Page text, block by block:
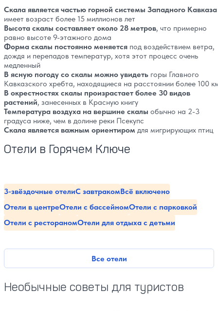
Скала является частью горной системы Западного
имеет возраст более 15 миллионов лет
Высота скалы составляет около 28 метров, что примерно
равно высоте 9-этажного дома
Форма скалы постоянно меняется под воздействием ветра,
дождя и перепадов температур, хотя этот процесс очень
медленный
В ясную погоду со скалы можно увидеть горы Главного
Кавказского хребта, находящиеся на расстоянии более 100
В окрестностях скалы произрастает более 30 видов
растений, занесенных в Красную книгу
Температура воздуха на вершине скалы обычно на 2-3
градуса ниже, чем в долине реки Псекупс
Скала является важным ориентиром для мигрирующих птиц
Отели в Горячем Ключе
Все отели
3-звёздочные отелиС завтракомВсё включено
Отели в центреОтели с бассейномОтели с парковкой
Отели с рестораномОтели для отдыха с детьми
Необычные советы для туристов